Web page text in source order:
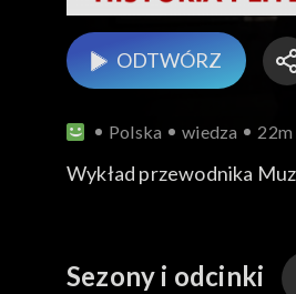
ODTWÓRZ
Polska wiedza 22m
Wykład przewodnika
Sezony i odcinki